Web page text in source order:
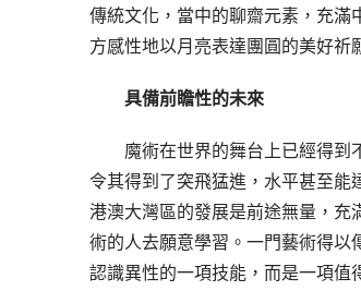
傳統文化，當中的聊齋元素，充滿
方感性地以月亮表達團圓的美好祈
具備前瞻性的未來
魔術在世界的舞台上已經得到
令其得到了突飛猛進，水平甚至
港澳大灣區的發展是前途無量，充
術的人去願意學習。一門藝術得以
認識異性的一項技能，而是一項值